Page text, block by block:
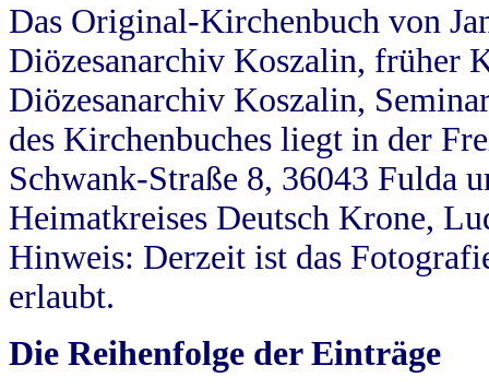
Das Original-Kirchenbuch von
Diözesanarchiv Koszalin, früher
Diözesanarchiv Koszalin,
des Kirchenbuches liegt in der
Schwank-Straße 8, 36043 Fulda
Heimatkreises Deutsch Krone,
Hinweis: Derzeit ist das
erlaubt.
Die Reihenfolge der Einträge